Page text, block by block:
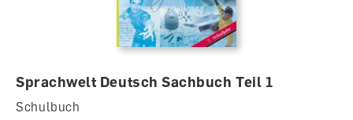
Sprachwelt Deutsch Sachbuch Teil 1
Schulbuch